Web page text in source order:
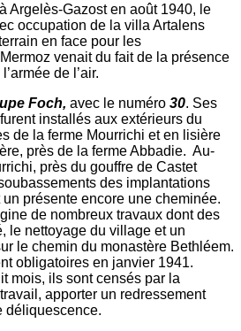
Argelès-Gazost en août 1940, le
occupation de la villa Artalens
en face pour les
venait du fait de la présence
de l’air.
Foch, avec le numéro 30. Ses
installés aux extérieurs du
de la ferme Mourrichi et en lisière
près de la ferme Abbadie. Au-
près du gouffre de Castet
des implantations
présente encore une cheminée.
de nombreux travaux dont des
le nettoyage du village et un
le chemin du monastère Bethléem.
obligatoires en janvier 1941.
mois, ils sont censés par la
apporter un redressement
déliquescence.